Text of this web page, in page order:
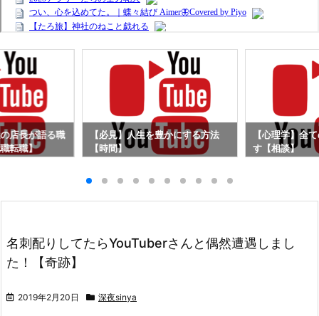
店長が語る職
転職】
【必見】人生を豊かにする方法
【時間】
【心理学】全
す【相談】
名刺配りしてたらYouTuberさんと偶然遭遇しまし
た！【奇跡】
2019年2月20日 深夜sinya